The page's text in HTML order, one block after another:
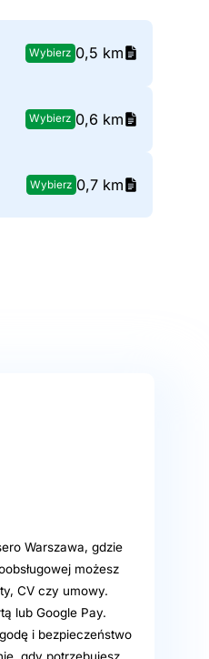
Wybierz 0,5 km
Wybierz 0,6 km
Wybierz 0,7 km
Warszawa, gdzie
możesz
CV czy umowy.
lub Google Pay.
i bezpieczeństwo